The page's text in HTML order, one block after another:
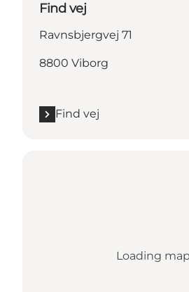
Find vej
Ravnsbjergvej 71
8800 Viborg
Find vej
Loading